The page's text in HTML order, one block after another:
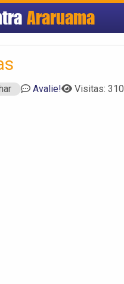
Araruama
Avalie! Visitas: 310